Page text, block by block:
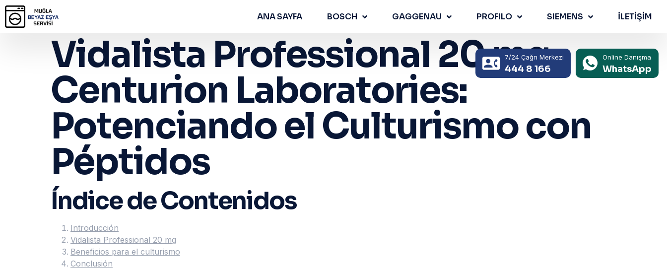
ANA SAYFA BOSCH GAGGENAU PROFILO SIEMENS İLETİŞİM
7/24 Çağrı Merkezi
444 8 166
Online Danışma
WhatsApp
Vidalista Professional 20 mg
Centurion Laboratories:
Potenciando el Culturismo con
Péptidos
Índice de Contenidos
Introducción
Vidalista Professional 20 mg
Beneficios para el culturismo
Conclusión